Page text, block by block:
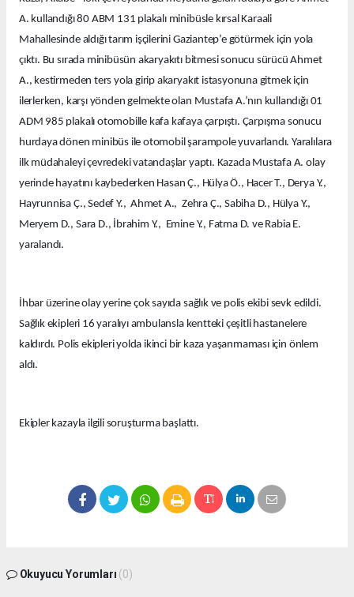
A. kullandığı 80 ABM 131 plakalı minibüsle kırsal Karaali
Mahallesinde aldığı tarım işçilerini Gaziantep’e götürmek için yola
çıktı. Bu sırada minibüsün akaryakıtı bitmesi sonucu sürücü Ahmet
A., kestirmeden ters yola girip akaryakıt istasyonuna gitmek için
ilerlerken, karşı yönden gelmekte olan Mustafa A.’nın kullandığı 01
ADM 985 plakalı otomobille kafa kafaya çarpıştı. Çarpışma sonucu
hurdaya dönen minibüs ile otomobil şarampole yuvarlandı. Yaralılara
ilk müdahaleyi çevredeki vatandaşlar yaptı. Kazada Mustafa A. olay
yerinde hayatını kaybederken Hasan Ç., Hülya Ö., Hacer T., Derya Y.,
Hayrunnisa Ç., Sedef Y., Ahmet A., Zehra Ç., Sabiha D., Hülya Y.,
Meryem D., Sara D., İbrahim Y., Emine Y., Fatma D. ve Rabia E.
yaralandı.
İhbar üzerine olay yerine çok sayıda sağlık ve polis ekibi sevk edildi.
Sağlık ekipleri 16 yaralıyı ambulansla kentteki çeşitli hastanelere
kaldırdı. Polis ekipleri yolda ikinci bir kaza yaşanmaması için önlem
aldı.
Ekipler kazayla ilgili soruşturma başlattı.
Okuyucu Yorumları (0)